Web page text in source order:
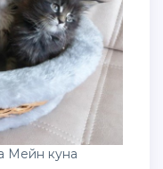
Мейн куна